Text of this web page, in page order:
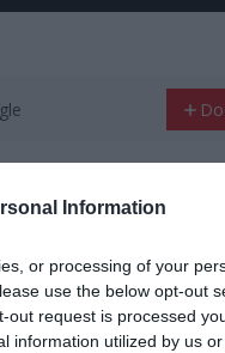
Information
or processing of your
use the below opt-out
out request is processed
information utilized by us